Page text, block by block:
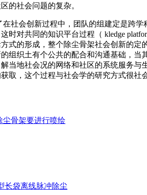
的社会问题的复杂。
会创新过程中，团队的组建定是跨学
时对共同的知识平台过程（ kledge
式的形成，整个除尘骨架社会创新的
组织土有个公共的配合和沟通基础，
当地社会况的网络和社区的系统服务
取，这个过程与社会学的研究方式很
尘骨架要进行喷绘
长袋离线脉冲除尘